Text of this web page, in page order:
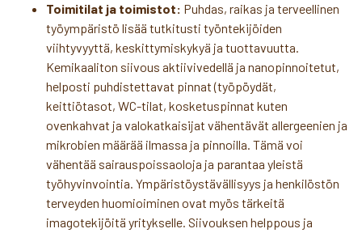
Toimitilat ja toimistot: Puhdas, raikas ja terveellinen
työympäristö lisää tutkitusti työntekijöiden
viihtyvyyttä, keskittymiskykyä ja tuottavuutta.
Kemikaaliton siivous aktiivivedellä ja nanopinnoitetut,
helposti puhdistettavat pinnat (työpöydät,
keittiötasot, WC-tilat, kosketuspinnat kuten
ovenkahvat ja valokatkaisijat vähentävät allergeenien ja
mikrobien määrää ilmassa ja pinnoilla. Tämä voi
vähentää sairauspoissaoloja ja parantaa yleistä
työhyvinvointia. Ympäristöystävällisyys ja henkilöstön
terveyden huomioiminen ovat myös tärkeitä
imagotekijöitä yritykselle. Siivouksen helppous ja